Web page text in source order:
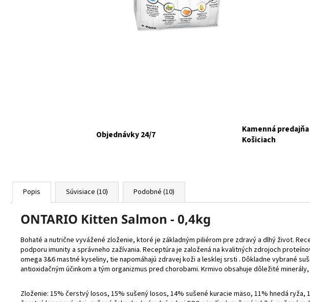
Objednávky 24/7
Kamenná
Košiciach
Popis Súvisiace (10) Podobné (10)
ONTARIO Kitten Salmon - 0,4kg
Bohaté a nutrične vyvážené zloženie, ktoré je základným piliérom pre zdravý a dlhý život.
podporu imunity a správneho zažívania. Receptúra je založená na kvalitných zdrojoch
omega 3&6 mastné kyseliny, tie napomáhajú zdravej koži a lesklej srsti . Dôkladne vybrané
antioxidačným účinkom a tým organizmus pred chorobami. Krmivo obsahuje dôležité
Zloženie: 15% čerstvý losos, 15% sušený losos, 14% sušené kuracie mäso, 11% hnedá